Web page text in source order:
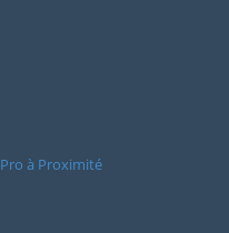
Pro à Proximité